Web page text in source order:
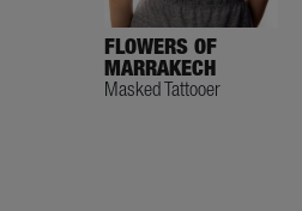
FLOWERS OF
MARRAKECH
Masked Tattooer